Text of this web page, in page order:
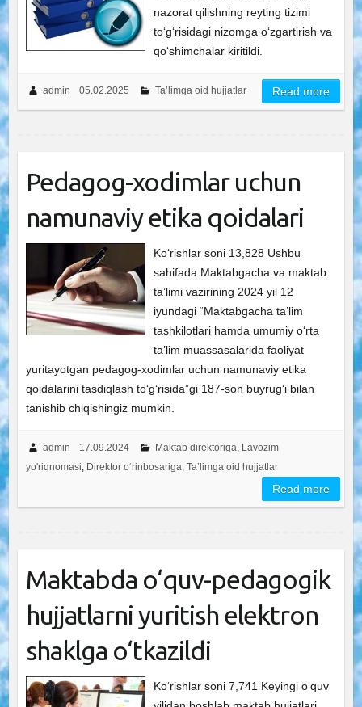
nazorat qilishning reyting tizimi
to‘g‘risidagi nizomga o‘zgartirish va
qo‘shimchalar kiritildi.
admin 05.02.2025 Ta’limga oid hujjatlar Read more
Pedagog-xodimlar uchun
namunaviy etika qoidalari
Ko‘rishlar soni 13,828 Ushbu
sahifada Maktabgacha va maktab
ta’limi vazirining 2024 yil 12
iyundagi “Maktabgacha ta’lim
tashkilotlari hamda umumiy o‘rta
ta’lim muassasalarida faoliyat
yuritayotgan pedagog-xodimlar uchun namunaviy etika
qoidalarini tasdiqlash to‘g‘risida”gi 187-son buyrug‘i bilan
tanishib chiqishingiz mumkin.
admin 17.09.2024 Maktab direktoriga, Lavozim
yo'riqnomasi, Direktor o‘rinbosariga, Ta’limga oid hujjatlar
Read more
Maktabda o‘quv-pedagogik
hujjatlarni yuritish elektron
shaklga o‘tkazildi
Ko‘rishlar soni 7,741 Keyingi o‘quv